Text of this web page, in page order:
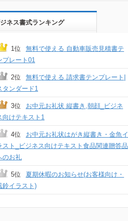
ネス書式ランキング
1位
無料で使える 自動車販売見積書テ
プレート01
2位
無料で使える 請求書テンプレート|
タンダード1
3位
お中元お礼状 縦書き,朝顔_ビジネ
向けテキスト1
4位
お中元お礼状はがき縦書き・金魚イ
スト_ビジネス向けテキスト食品関連贈答品
のお礼
5位
夏期休暇のお知らせ(お客様向け・
鈴イラスト)